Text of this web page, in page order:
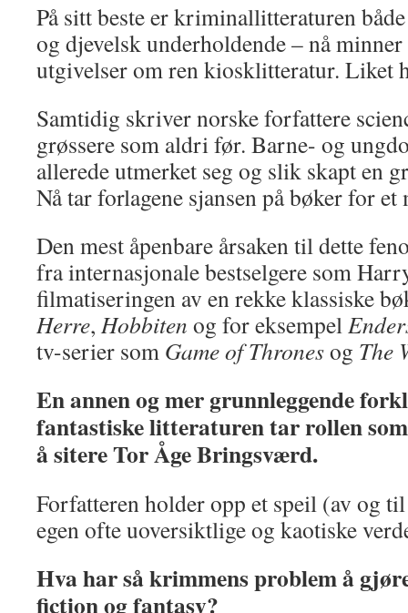
På sitt beste er kriminallitteraturen
og djevelsk underholdende – nå
utgivelser om ren kiosklitteratur. Liket
Samtidig skriver norske forfattere
grøssere som aldri før. Barne- og
allerede utmerket seg og slik skapt en
Nå tar forlagene sjansen på bøker for
Den mest åpenbare årsaken til dette
fra internasjonale bestselgere som
filmatiseringen av en rekke klassiske
Herre, Hobbiten og for eksempel
tv-serier som Game of Thronesog The
En annen og mer grunnleggende
fantastiske litteraturen tar rollen
å sitere Tor Åge Bringsværd.
Forfatteren holder opp et speil (av og
egen ofte uoversiktlige og kaotiske
Hva har så krimmens problem å
fiction og fantasy?